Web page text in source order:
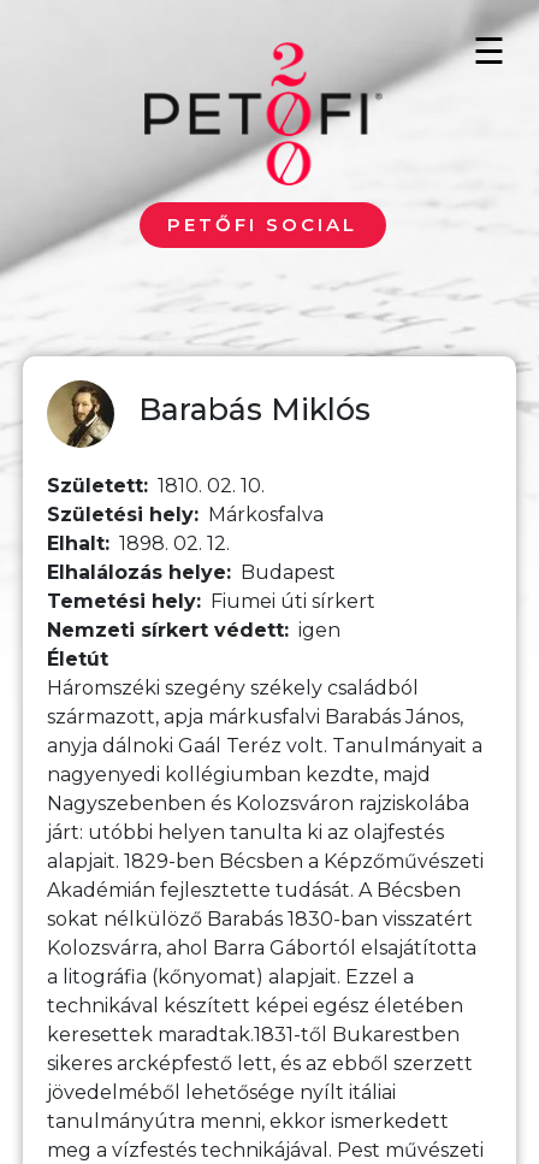
PETŐFI SOCIAL
☰
Barabás Miklós
Született
1810. 02. 10.
Születési hely
Márkosfalva
Elhalt
1898. 02. 12.
Elhalálozás helye
Budapest
Temetési hely
Fiumei úti sírkert
Nemzeti sírkert védett
igen
Életút
Háromszéki szegény székely családból
származott, apja márkusfalvi Barabás János,
anyja dálnoki Gaál Teréz volt. Tanulmányait a
nagyenyedi kollégiumban kezdte, majd
Nagyszebenben és Kolozsváron rajziskolába
járt: utóbbi helyen tanulta ki az olajfestés
alapjait. 1829-ben Bécsben a Képzőművészeti
Akadémián fejlesztette tudását. A Bécsben
sokat nélkülöző Barabás 1830-ban visszatért
Kolozsvárra, ahol Barra Gábortól elsajátította
a litográfia (kőnyomat) alapjait. Ezzel a
technikával készített képei egész életében
keresettek maradtak.1831-től Bukarestben
sikeres arcképfestő lett, és az ebből szerzett
jövedelméből lehetősége nyílt itáliai
tanulmányútra menni, ekkor ismerkedett
meg a vízfestés technikájával. Pest művészeti